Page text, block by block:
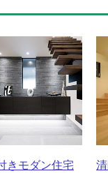
きモダン住宅